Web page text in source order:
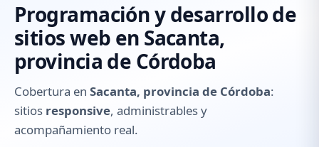
Programación y desarrollo de
sitios web en Sacanta,
provincia de Córdoba
Cobertura en Sacanta, provincia de Córdoba:
sitios responsive, administrables y
acompañamiento real.